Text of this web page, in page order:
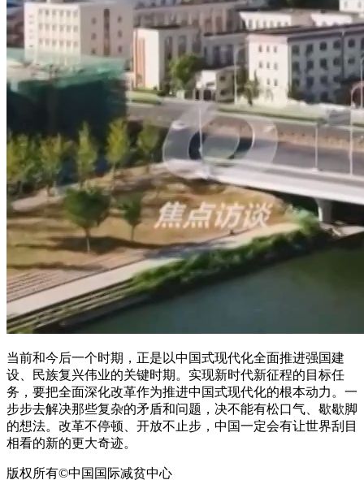
当前和今后一个时期，正是以中国式现代化全面推进强国建
设、民族复兴伟业的关键时期。实现新时代新征程的目标任
务，要把全面深化改革作为推进中国式现代化的根本动力。一
步步去解决那些复杂的矛盾和问题，决不能有松口气、歇歇脚
的想法。改革不停顿、开放不止步，中国一定会有让世界刮目
相看的新的更大奇迹。
版权所有©中国国际减贫中心